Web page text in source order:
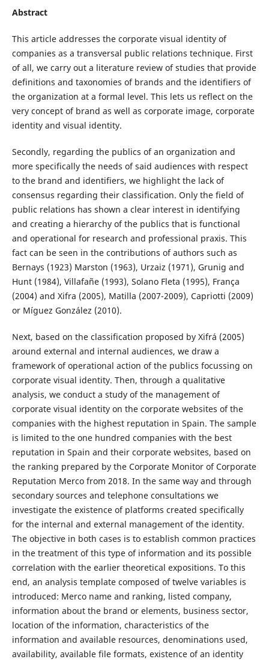
Abstract
This article addresses the corporate visual identity of
companies as a transversal public relations technique. First
of all, we carry out a literature review of studies that provide
definitions and taxonomies of brands and the identifiers of
the organization at a formal level. This lets us reflect on the
very concept of brand as well as corporate image, corporate
identity and visual identity.
Secondly, regarding the publics of an organization and
more specifically the needs of said audiences with respect
to the brand and identifiers, we highlight the lack of
consensus regarding their classification. Only the field of
public relations has shown a clear interest in identifying
and creating a hierarchy of the publics that is functional
and operational for research and professional praxis. This
fact can be seen in the contributions of authors such as
Bernays (1923) Marston (1963), Urzaiz (1971), Grunig and
Hunt (1984), Villafañe (1993), Solano Fleta (1995), França
(2004) and Xifra (2005), Matilla (2007-2009), Capriotti (2009)
or Míguez González (2010).
Next, based on the classification proposed by Xifrá (2005)
around external and internal audiences, we draw a
framework of operational action of the publics focussing on
corporate visual identity. Then, through a qualitative
analysis, we conduct a study of the management of
corporate visual identity on the corporate websites of the
companies with the highest reputation in Spain. The sample
is limited to the one hundred companies with the best
reputation in Spain and their corporate websites, based on
the ranking prepared by the Corporate Monitor of Corporate
Reputation Merco from 2018. In the same way and through
secondary sources and telephone consultations we
investigate the existence of platforms created specifically
for the internal and external management of the identity.
The objective in both cases is to establish common practices
in the treatment of this type of information and its possible
correlation with the earlier theoretical expositions. To this
end, an analysis template composed of twelve variables is
introduced: Merco name and ranking, listed company,
information about the brand or elements, business sector,
location of the information, characteristics of the
information and available resources, denominations used,
availability, available file formats, existence of an identity